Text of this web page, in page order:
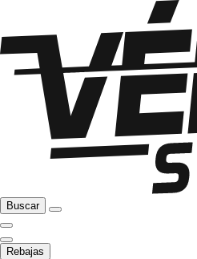
Buscar
Rebajas